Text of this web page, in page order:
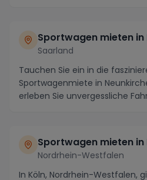
Sportwagen mieten in
Saarland
Tauchen Sie ein in die
Sportwagenmiete in
erleben Sie unvergessliche
Sportwagen mieten in
Nordrhein-Westfalen
In Köln, Nordrhein-Westfalen,